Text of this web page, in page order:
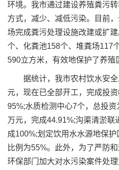
环境。我市通过建设养殖粪污
方式，减少、减低污染。目前
场完成粪污处理设施改建或扩
个、化粪池158个、堆粪场117
590立方米，有效地保护了养殖
据统计，我市农村饮水安全
元，现在已全部开工，完成投
95%;水质检测中心7个，总投
万元，完成44.91%;沟渠清淤
成100%;划定饮用水水源地保
比例为55%。此外，为了严防
环保部门加大对水污染案件处